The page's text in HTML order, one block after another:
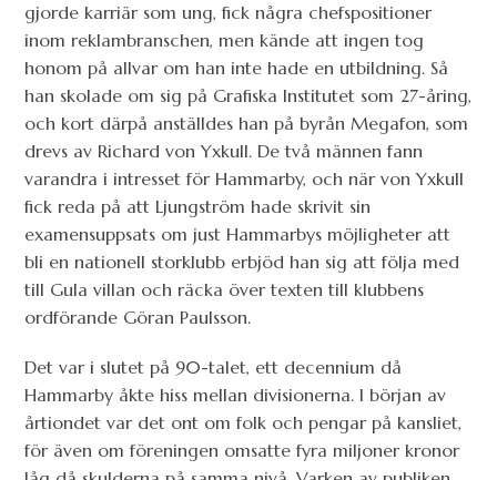
gjorde karriär som ung, fick några chefspositioner
inom reklambranschen, men kände att ingen tog
honom på allvar om han inte hade en utbildning. Så
han skolade om sig på Grafiska Institutet som 27-åring,
och kort därpå anställdes han på byrån Megafon, som
drevs av Richard von Yxkull. De två männen fann
varandra i intresset för Hammarby, och när von Yxkull
fick reda på att Ljungström hade skrivit sin
examensuppsats om just Hammarbys möjligheter att
bli en nationell storklubb erbjöd han sig att följa med
till Gula villan och räcka över texten till klubbens
ordförande Göran Paulsson.
Det var i slutet på 90-talet, ett decennium då
Hammarby åkte hiss mellan divisionerna. I början av
årtiondet var det ont om folk och pengar på kansliet,
för även om föreningen omsatte fyra miljoner kronor